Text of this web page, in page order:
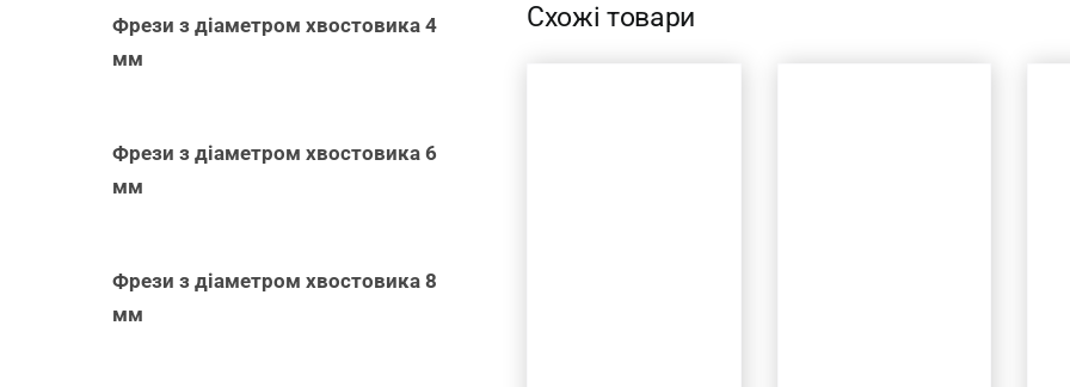
Схожі товари
ПЕРЕГЛЯД
Фрези з діаметром хвостовика 4
мм
Фрези з діаметром хвостовика 6
мм
Фрези з діаметром хвостовика 8
мм